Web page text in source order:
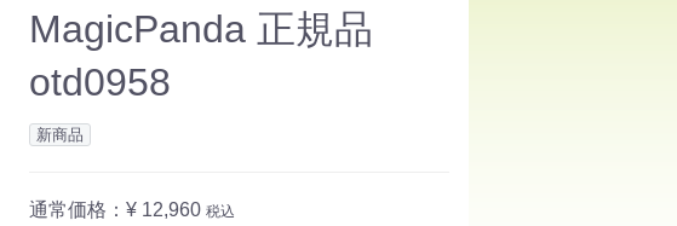
MagicPanda 正規品
otd0958
新商品
通常価格： ¥ 12,960 税込